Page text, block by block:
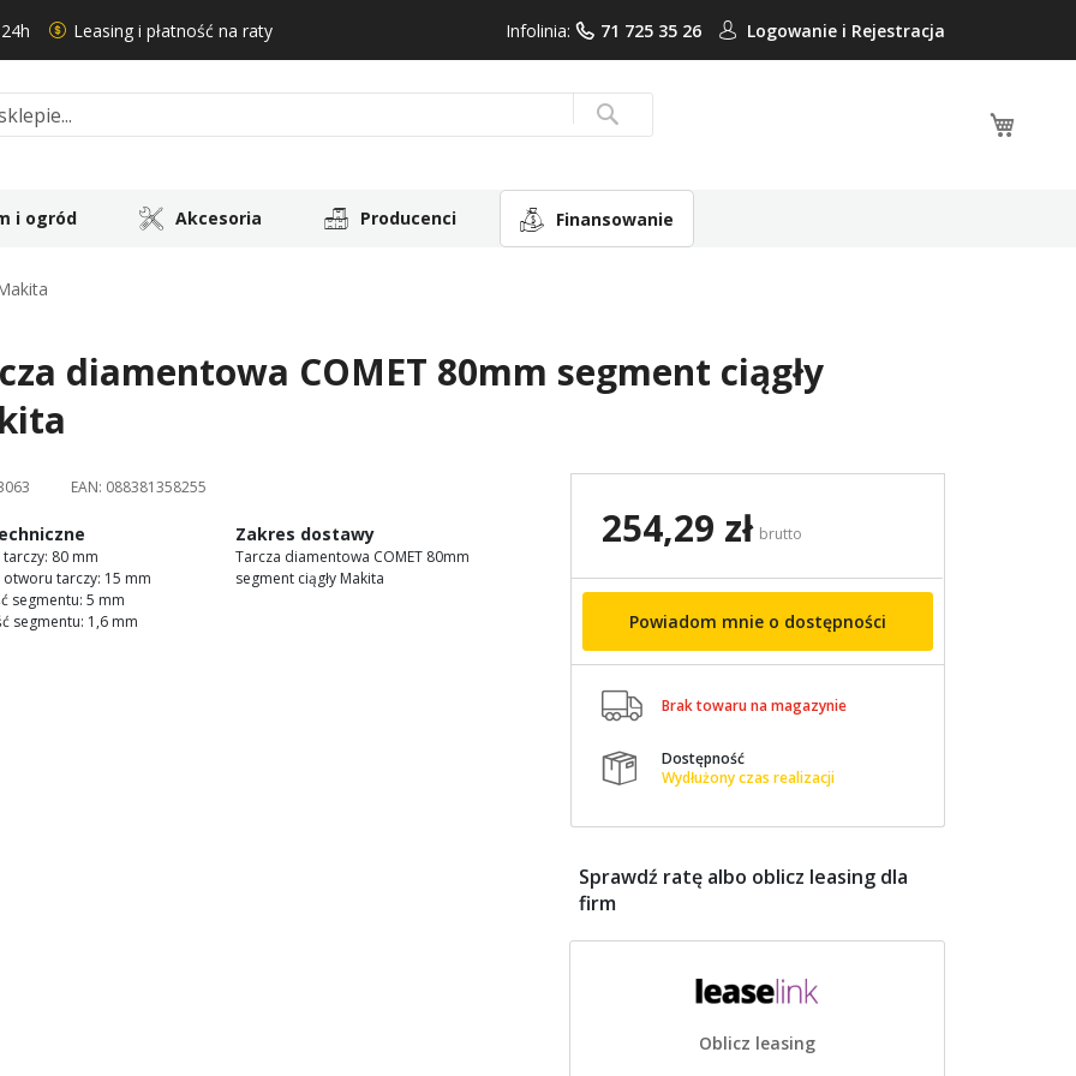
Leasing i płatność na raty Infolinia: 71 725 35 26 Logowanie i Rejestracja
Search
i ogród Akcesoria Producenci Finansowanie
diamentowa COMET 80mm segment ciągły
EAN: 088381358255
80 mm
otworu tarczy: 15 mm
segmentu: 5 mm
segmentu: 1,6 mm
Zakres dostawy
Tarcza diamentowa COMET 80mm
segment ciągły Makita
254,29 zł brutto
Powiadom mnie o dostępności
 Brak towaru na magazynie

Dostępność
Wydłużony czas realizacji
Sprawdź ratę albo oblicz leasing dla
firm
Oblicz leasing